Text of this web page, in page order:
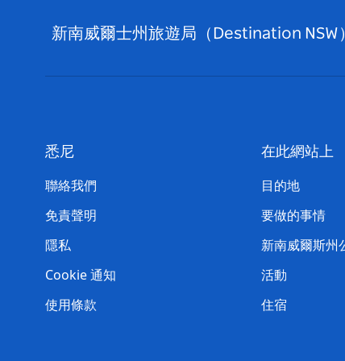
新南威爾士州旅遊局（Destination
悉尼
聯絡我們
免責聲明
隱私
Cookie 通知
使用條款
在此網站上
目的地
要做的事情
新南威爾斯州
活動
住宿